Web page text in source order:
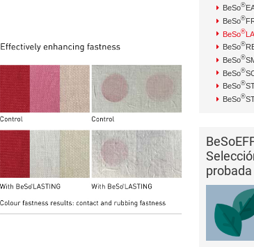
BeSo®
BeSo®
BeSo®
BeSo®
BeSo®
BeSo®
BeSo®
BeSo®
probada